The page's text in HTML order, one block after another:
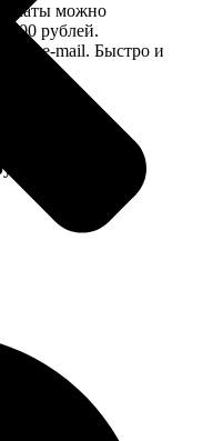
можно
000 рублей.
по e-mail. Быстро и